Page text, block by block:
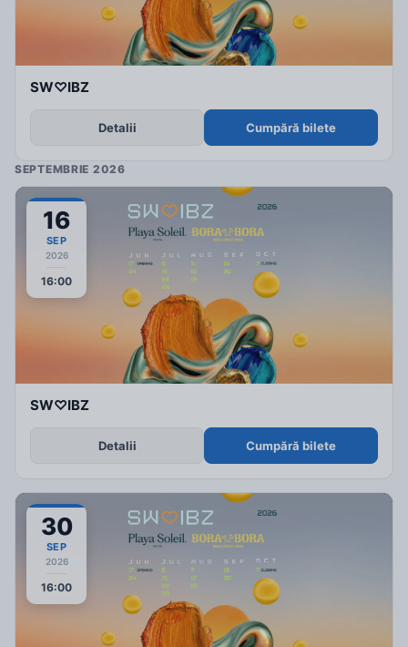
SW♡IBZ
Detalii Cumpără bilete
SEPTEMBRIE 2026
16
SEP
2026
16:00
SW♡IBZ
Detalii Cumpără bilete
30
SEP
2026
16:00